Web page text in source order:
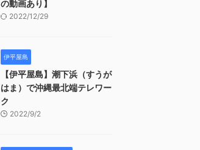
の動画あり】
2022/12/29
伊平屋島
【伊平屋島】潮下浜（すうが
はま）で沖縄最北端テレワー
ク
2022/9/2